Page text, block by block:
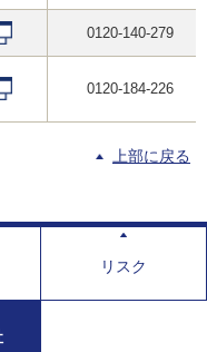
0120-140-279
0120-184-226
上部に戻る
リスク